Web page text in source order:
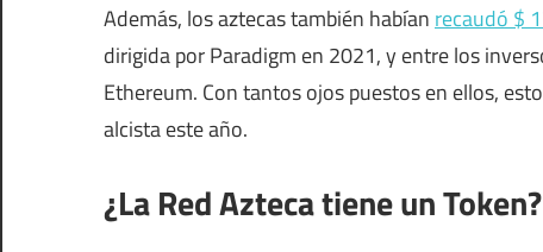
Además, los aztecas también habían recaudó $
dirigida por Paradigm en 2021, y entre los
Ethereum. Con tantos ojos puestos en ellos,
alcista este año.
¿La Red Azteca tiene un Token?